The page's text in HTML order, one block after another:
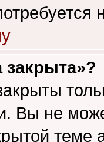
закрыта»?
Вы не
теме